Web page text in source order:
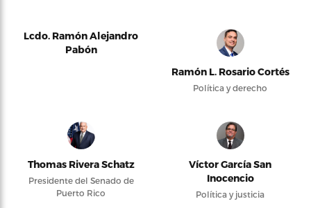
Lcdo. Ramón Alejandro
Pabón
Ramón L. Rosario Cortés
Política y derecho
Thomas Rivera Schatz
Presidente del Senado de
Puerto Rico
Víctor García San
Inocencio
Política y justicia